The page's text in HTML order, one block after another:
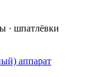
· шпатлёвки